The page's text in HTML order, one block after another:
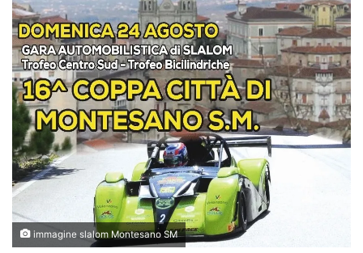
immagine slalom Montesano SM